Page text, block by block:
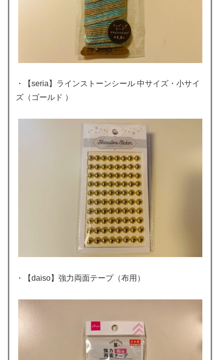
・【seria】ラインストーンシール 中サイズ・小サイ
ズ（ゴールド ）
・【daiso】強力両面テープ（布用）